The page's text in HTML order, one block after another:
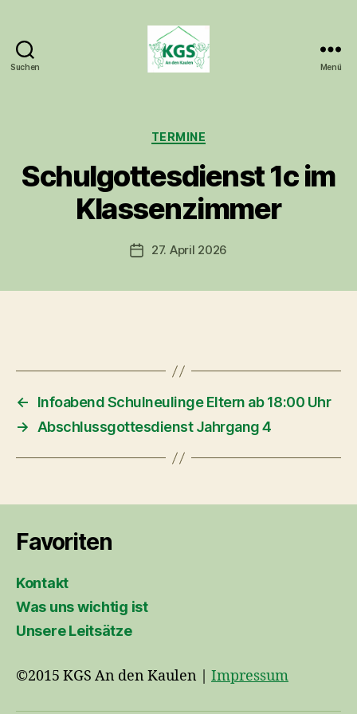
Suchen
Kaulen
Menü
Kategorien
TERMINE
Schulgottesdienst 1c im
Klassenzimmer
Veröffentlichungsdatum
27. April 2026
←
Infoabend Schulneulinge Eltern ab 18:00 Uhr
→ Abschlussgottesdienst Jahrgang 4
Favoriten
Kontakt
Was uns wichtig ist
Unsere Leitsätze
©2015 KGS An den Kaulen | Impressum